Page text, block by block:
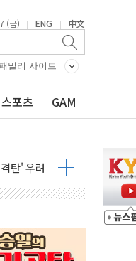
(금) | ENG | 中文
밀리 사이트
스포츠 GAM
탄' 우려